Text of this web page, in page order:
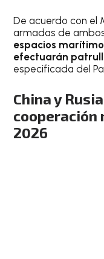
De acuerdo con el
armadas de
espacios
efectuarán
especificada del
China y
cooperación
2026